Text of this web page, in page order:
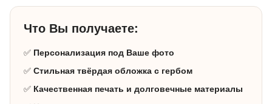
Что Вы получаете:
✅ Персонализация под Ваше фото
✅ Стильная твёрдая обложка с гербом
✅ Качественная печать и долговечные материалы